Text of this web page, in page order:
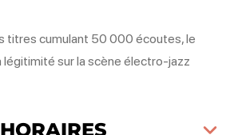
titres cumulant 50 000 écoutes, le
sur la scène électro-jazz